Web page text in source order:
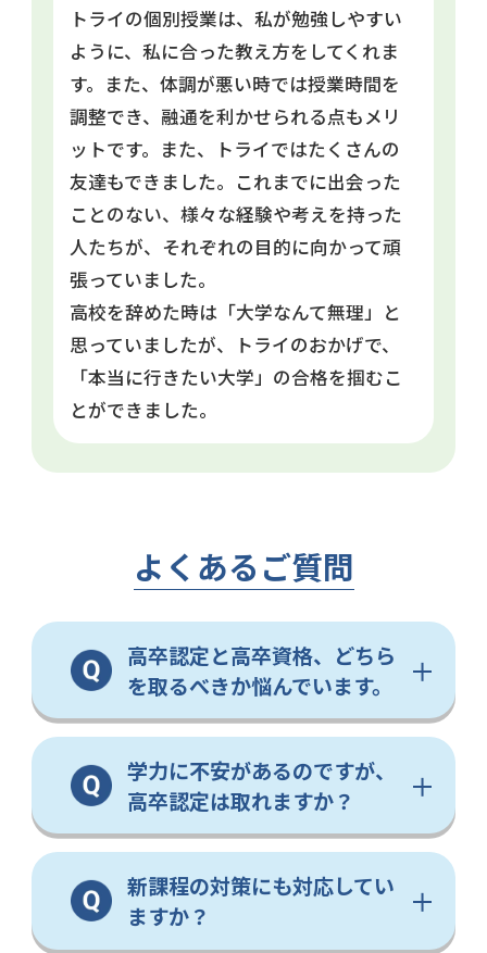
トライの個別授業は、私が勉強しやすい
ように、私に合った教え方をしてくれま
す。また、体調が悪い時では授業時間を
調整でき、融通を利かせられる点もメリ
ットです。また、トライではたくさんの
友達もできました。これまでに出会った
ことのない、様々な経験や考えを持った
人たちが、それぞれの目的に向かって頑
張っていました。
高校を辞めた時は「大学なんて無理」と
思っていましたが、トライのおかげで、
「本当に行きたい大学」の合格を掴むこ
とができました。
よくあるご質問
高卒認定と高卒資格、どちら
を取るべきか悩んでいます。
学力に不安があるのですが、
高卒認定は取れますか？
新課程の対策にも対応してい
ますか？